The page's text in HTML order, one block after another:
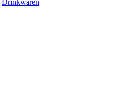
Drinkwaren